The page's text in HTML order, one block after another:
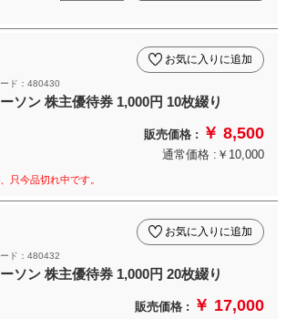
ド：480430
ソン 株主優待券 1,000円 10枚綴り
お気に入りに追加
販売価格 : ￥ 8,500
通常価格 :￥10,000
只今品切れ中です。
ド：480432
ソン 株主優待券 1,000円 20枚綴り
お気に入りに追加
販売価格 : ￥ 17,000